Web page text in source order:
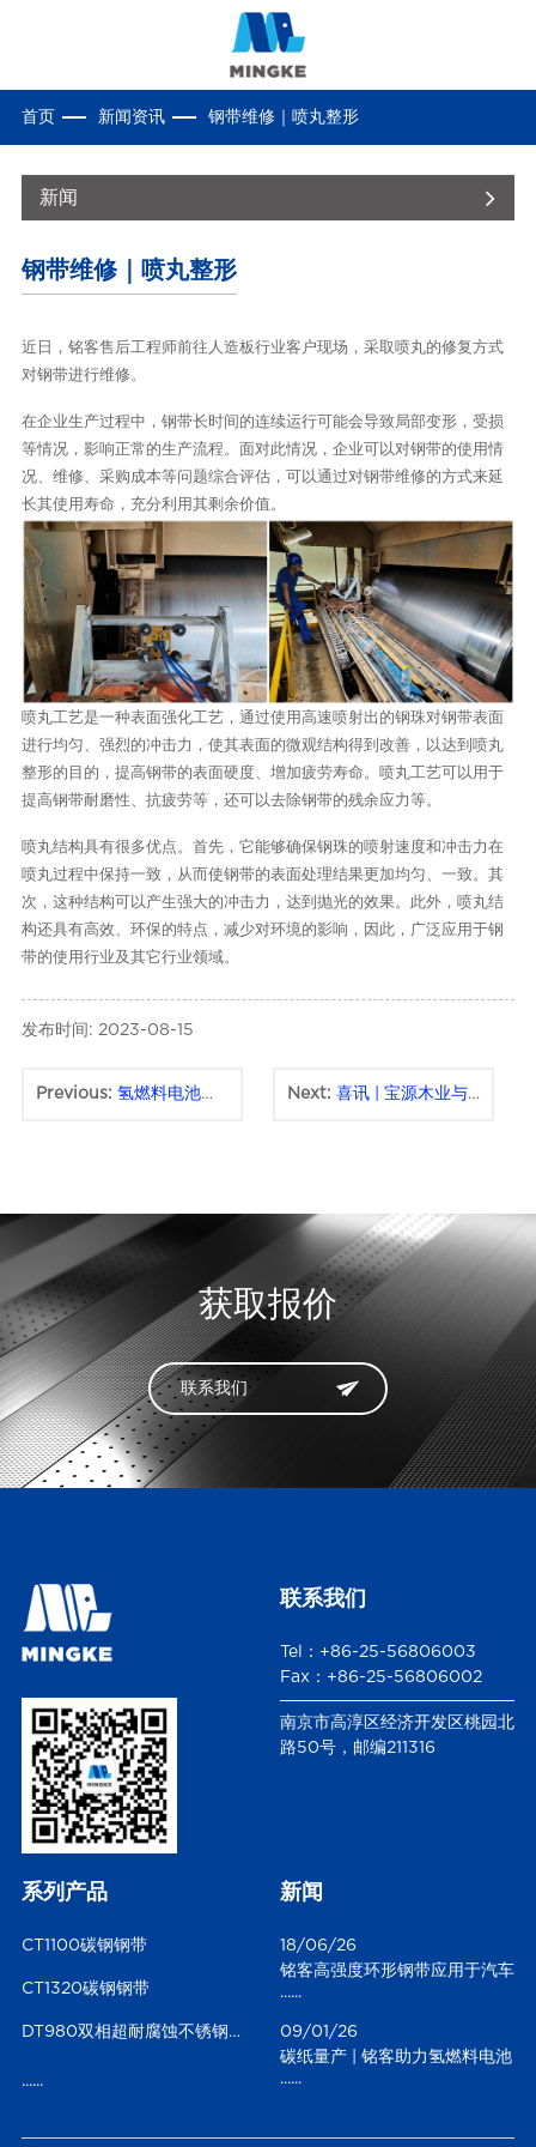
首页 新闻资讯 钢带维修｜喷丸整形
新闻
钢带维修｜喷丸整形
近日，铭客售后工程师前往人造板行业客户现场，采取喷丸的修复方式
对钢带进行维修。
在企业生产过程中，钢带长时间的连续运行可能会导致局部变形，受损
等情况，影响正常的生产流程。面对此情况，企业可以对钢带的使用情
况、维修、采购成本等问题综合评估，可以通过对钢带维修的方式来延
长其使用寿命，充分利用其剩余价值。
喷丸工艺是一种表面强化工艺，通过使用高速喷射出的钢珠对钢带表面
进行均匀、强烈的冲击力，使其表面的微观结构得到改善，以达到喷丸
整形的目的，提高钢带的表面硬度、增加疲劳寿命。喷丸工艺可以用于
提高钢带耐磨性、抗疲劳等，还可以去除钢带的残余应力等。
喷丸结构具有很多优点。首先，它能够确保钢珠的喷射速度和冲击力在
喷丸过程中保持一致，从而使钢带的表面处理结果更加均匀、一致。其
次，这种结构可以产生强大的冲击力，达到抛光的效果。此外，喷丸结
构还具有高效、环保的特点，减少对环境的影响，因此，广泛应用于钢
带的使用行业及其它行业领域。
发布时间: 2023-08-15
Previous: 氢燃料电池碳纸生产线 Next: 喜讯 | 宝源木业与铭客钢带再次携手，续写新篇章
获取报价
联系我们
联系我们
Tel：+86-25-56806003
Fax：+86-25-56806002
南京市高淳区经济开发区桃园北
路50号，邮编211316
系列产品
CT1100碳钢钢带
CT1320碳钢钢带
DT980双相超耐腐蚀不锈钢钢带
......
新闻
18/06/26
铭客高强度环形钢带应用于汽车
风洞测试
......
09/01/26
碳纸量产 | 铭客助力氢燃料电池
碳纸实现“连续化”跨越
......